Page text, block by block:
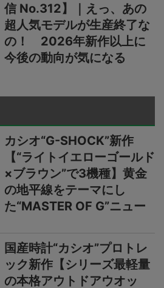
信 No.312】｜えっ、あの
超人気モデルが生産終了な
の！ 2026年新作以上に
今後の動向が気になる
カシオ“G-SHOCK”新作
【“ライトイエローゴールド
×ブラウン”で3機種】黄金
の地平線をテーマにし
た“MASTER OF G”ニュー
国産時計“カシオ”プロトレ
ック新作【シリーズ最軽量
の本格アウトドアウオッ